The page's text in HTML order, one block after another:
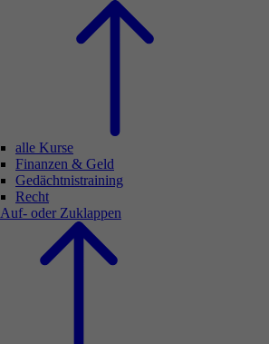
alle Kurse
Finanzen & Geld
Gedächtnistraining
Recht
Auf- oder Zuklappen